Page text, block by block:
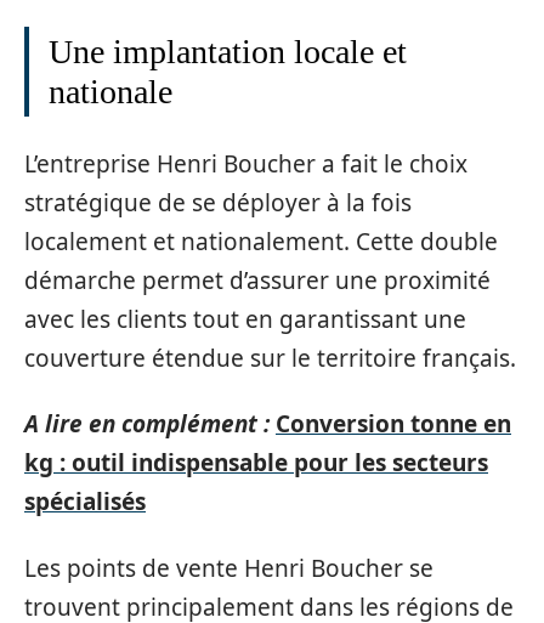
Une implantation locale et
nationale
L’entreprise Henri Boucher a fait le choix
stratégique de se déployer à la fois
localement et nationalement. Cette double
démarche permet d’assurer une proximité
avec les clients tout en garantissant une
couverture étendue sur le territoire français.
A lire en complément : Conversion tonne en
kg : outil indispensable pour les secteurs
spécialisés
Les points de vente Henri Boucher se
trouvent principalement dans les régions de